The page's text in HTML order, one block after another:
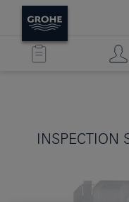
INSPECTION